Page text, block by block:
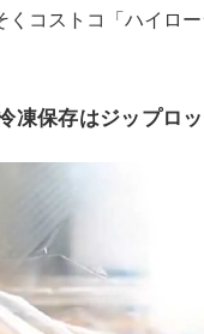
くコストコ「ハイロ
凍保存はジップロ